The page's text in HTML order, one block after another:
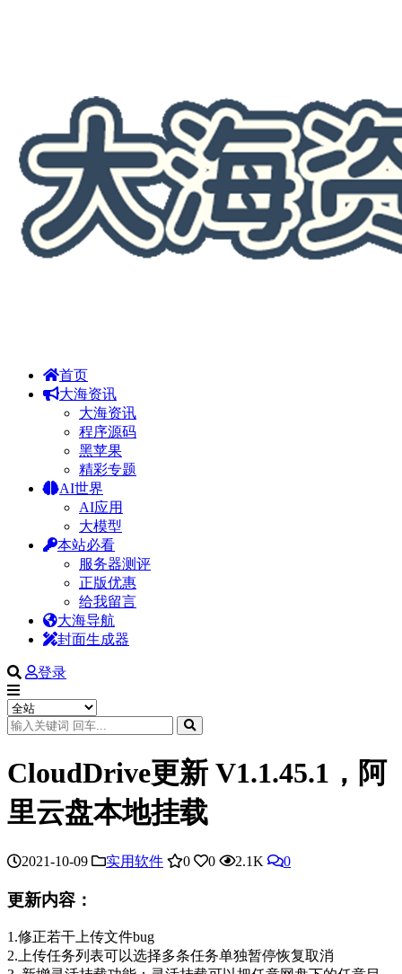
首页
大海资讯
大海资讯
程序源码
黑苹果
精彩专题
AI世界
AI应用
大模型
本站必看
服务器测评
正版优惠
给我留言
大海导航
封面生成器
登录
CloudDrive更新 V1.1.45.1，阿
里云盘本地挂载
2021-10-09 实用软件 0 0 2.1K 0
更新内容：
1.修正若干上传文件bug
2.上传任务列表可以选择多条任务单独暂停恢复取消